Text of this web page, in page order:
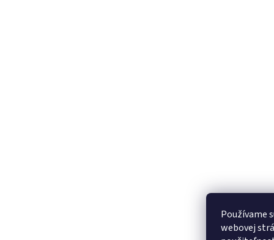
Používame
webovej